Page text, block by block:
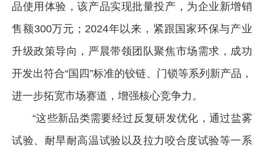
品使用体验，该产品实现批量投产，为企业新增销
售额300万元；2024年以来，紧跟国家环保与产业
升级政策导向，严晨带领团队聚焦市场需求，成功
开发出符合“国四”标准的铰链、门锁等系列新产品，
进一步拓宽市场赛道，增强核心竞争力。
“这些新品类需要经过反复研发优化，通过盐雾
试验、耐旱耐高温试验以及拉力咬合度试验等一系